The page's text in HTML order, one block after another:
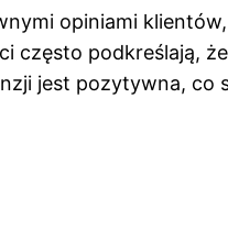
opiniami
często podkreślają,
jest pozytywna, co